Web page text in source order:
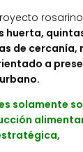
huerta,
de cercanía,
a
solamente